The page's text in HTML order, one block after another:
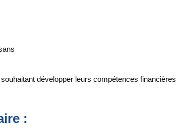
développer leurs compétences financières
: